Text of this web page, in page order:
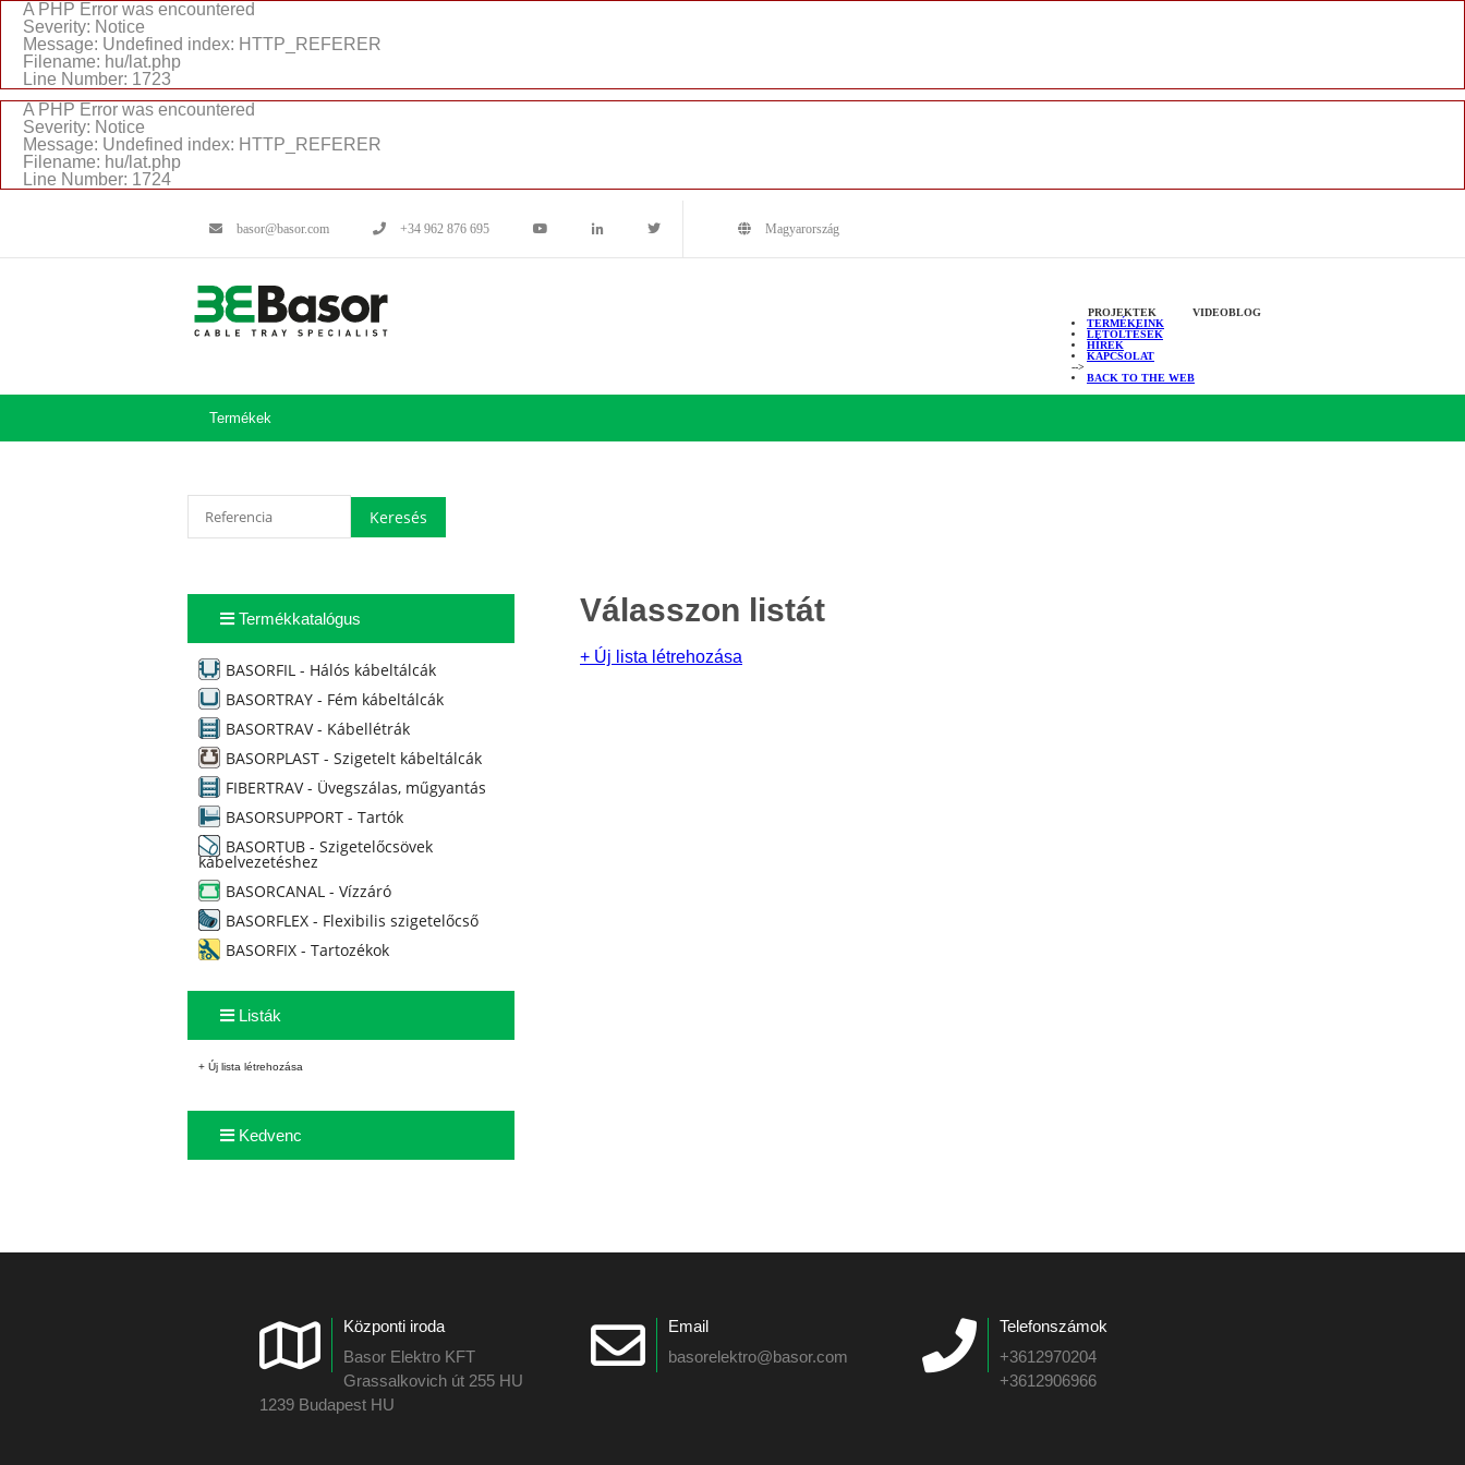
A PHP Error was encountered
Severity: Notice
Message: Undefined index: HTTP_REFERER
Filename: hu/lat.php
Line Number: 1723
A PHP Error was encountered
Severity: Notice
Message: Undefined index: HTTP_REFERER
Filename: hu/lat.php
Line Number: 1724
basor@basor.com +34 962 876 695 Magyarország
PROJEKTEK
VIDEOBLOG
TERMÉKEINK
LETÖLTÉSEK
HÍREK
KAPCSOLAT
-->
BACK TO THE WEB
Termékek
Termékkatalógus
BASORFIL - Hálós kábeltálcák
BASORTRAY - Fém kábeltálcák
BASORTRAV - Kábellétrák
BASORPLAST - Szigetelt kábeltálcák
FIBERTRAV - Üvegszálas, műgyantás
BASORSUPPORT - Tartók
BASORTUB - Szigetelőcsövek
kábelvezetéshez
BASORCANAL - Vízzáró
BASORFLEX - Flexibilis szigetelőcső
BASORFIX - Tartozékok
Listák
+ Új lista létrehozása
Kedvenc
Válasszon listát
+ Új lista létrehozása
Központi iroda
Basor Elektro KFT
Grassalkovich út 255 HU
1239 Budapest HU
Email
basorelektro@basor.com
Telefonszámok
+3612970204
+3612906966